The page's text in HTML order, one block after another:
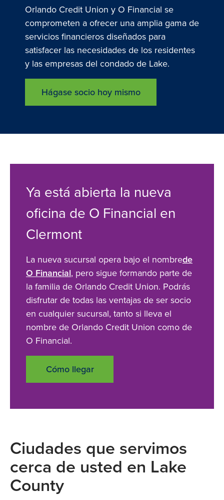
Orlando Credit Union y O Financial se
comprometen a ofrecer una amplia gama de
servicios financieros diseñados para
satisfacer las necesidades de los residentes
y las empresas del condado de Lake.
Hágase socio hoy mismo
Ya está abierta la nueva
oficina de O Financial en
Clermont
La nueva sucursal opera bajo el nombrede
O Financial, pero sigue formando parte de
la familia de Orlando Credit Union. Podrás
disfrutar de todas las ventajas de ser socio
en cualquier sucursal, tanto si lleva el
nombre de Orlando Credit Union como de
O Financial.
Cómo llegar
Ciudades que servimos
cerca de usted en Lake
County